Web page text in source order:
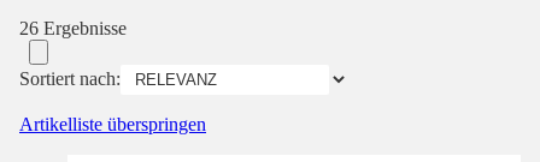
26 Ergebnisse
Sortiert nach:
Artikelliste überspringen